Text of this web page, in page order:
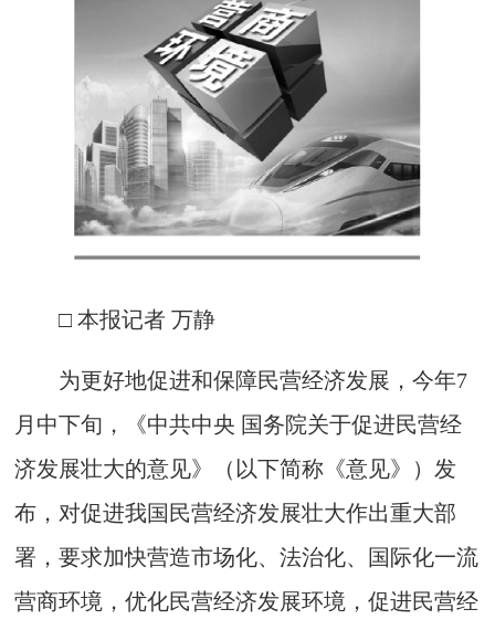
□ 本报记者 万静
为更好地促进和保障民营经济发展，今年7
月中下旬，《中共中央 国务院关于促进民营经
济发展壮大的意见》（以下简称《意见》）发
布，对促进我国民营经济发展壮大作出重大部
署，要求加快营造市场化、法治化、国际化一流
营商环境，优化民营经济发展环境，促进民营经